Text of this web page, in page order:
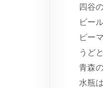
四谷
ビー
ピー
うど
青森
水瓶